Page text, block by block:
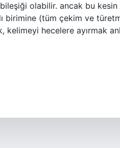
olabilir. ancak bu
birimine (tüm çekim ve
hecelere ayırmak